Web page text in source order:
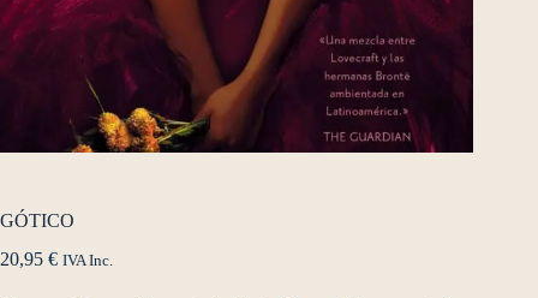
GÓTICO
20,95 € IVA Inc.